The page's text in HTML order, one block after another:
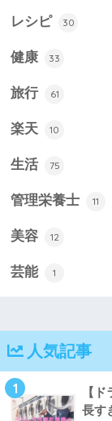
レシピ 30
健康 33
旅行 61
楽天 10
生活 75
管理栄養士 11
美容 12
芸能 1
人気記事
1
【
長す